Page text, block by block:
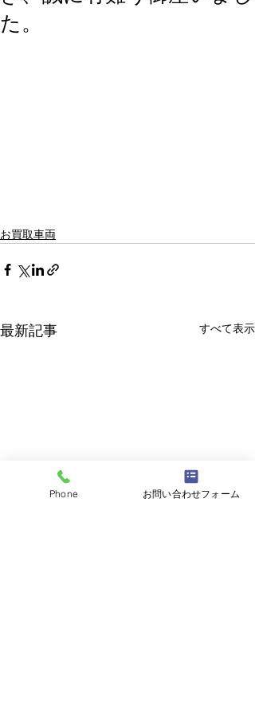
た。
お買取車両
最新記事 すべて表示
Phone お問い合わせフォーム